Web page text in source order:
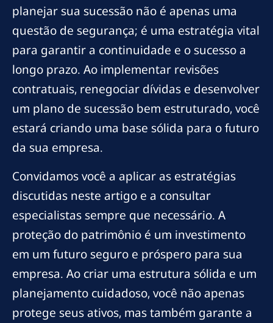
planejar sua sucessão não é apenas uma
questão de segurança; é uma estratégia vital
para garantir a continuidade e o sucesso a
longo prazo. Ao implementar revisões
contratuais, renegociar dívidas e desenvolver
um plano de sucessão bem estruturado, você
estará criando uma base sólida para o futuro
da sua empresa.
Convidamos você a aplicar as estratégias
discutidas neste artigo e a consultar
especialistas sempre que necessário. A
proteção do patrimônio é um investimento
em um futuro seguro e próspero para sua
empresa. Ao criar uma estrutura sólida e um
planejamento cuidadoso, você não apenas
protege seus ativos, mas também garante a